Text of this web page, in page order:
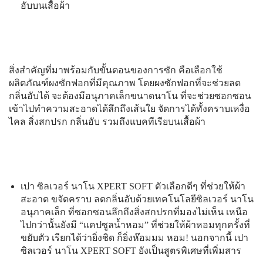
อับบนเสื้อผ้า
สิ่งสำคัญที่มาพร้อมกับขั้นตอนของการซัก คือเลือกใช้
ผลิตภัณฑ์ผงซักฟอกที่มีคุณภาพ โดยผงซักฟอกที่จะช่วยลด
กลิ่นอับได้ จะต้องมีอนุภาคเล็กขนาดนาโน ที่จะช่วยซอกซอน
เข้าไปทำความสะอาดได้ลึกถึงเส้นใย จัดการได้ทั้งคราบเหงื่อ
ไคล สิ่งสกปรก กลิ่นอับ รวมถึงแบคทีเรียบนเสื้อผ้า
เปา ซิลเวอร์ นาโน XPERT SOFT ตัวเลือกดีๆ ที่ช่วยให้ผ้า
สะอาด ขจัดคราบ ลดกลิ่นอับด้วยเทคโนโลยีซิลเวอร์ นาโน
อนุภาคเล็ก ที่ซอกซอนลึกถึงสิ่งสกปรกที่มองไม่เห็น เหนือ
ไปกว่านั้นยังมี “แคปซูลน้ำหอม” ที่ช่วยให้ผ้าหอมทุกครั้งที่
ขยับตัว เรียกได้ว่ายิ่งชิด ก็ยิ่งห๊อมมม หอม! นอกจากนี้ เปา
ซิลเวอร์ นาโน XPERT SOFT ยังเป็นสูตรพิเศษที่เพิ่มสาร